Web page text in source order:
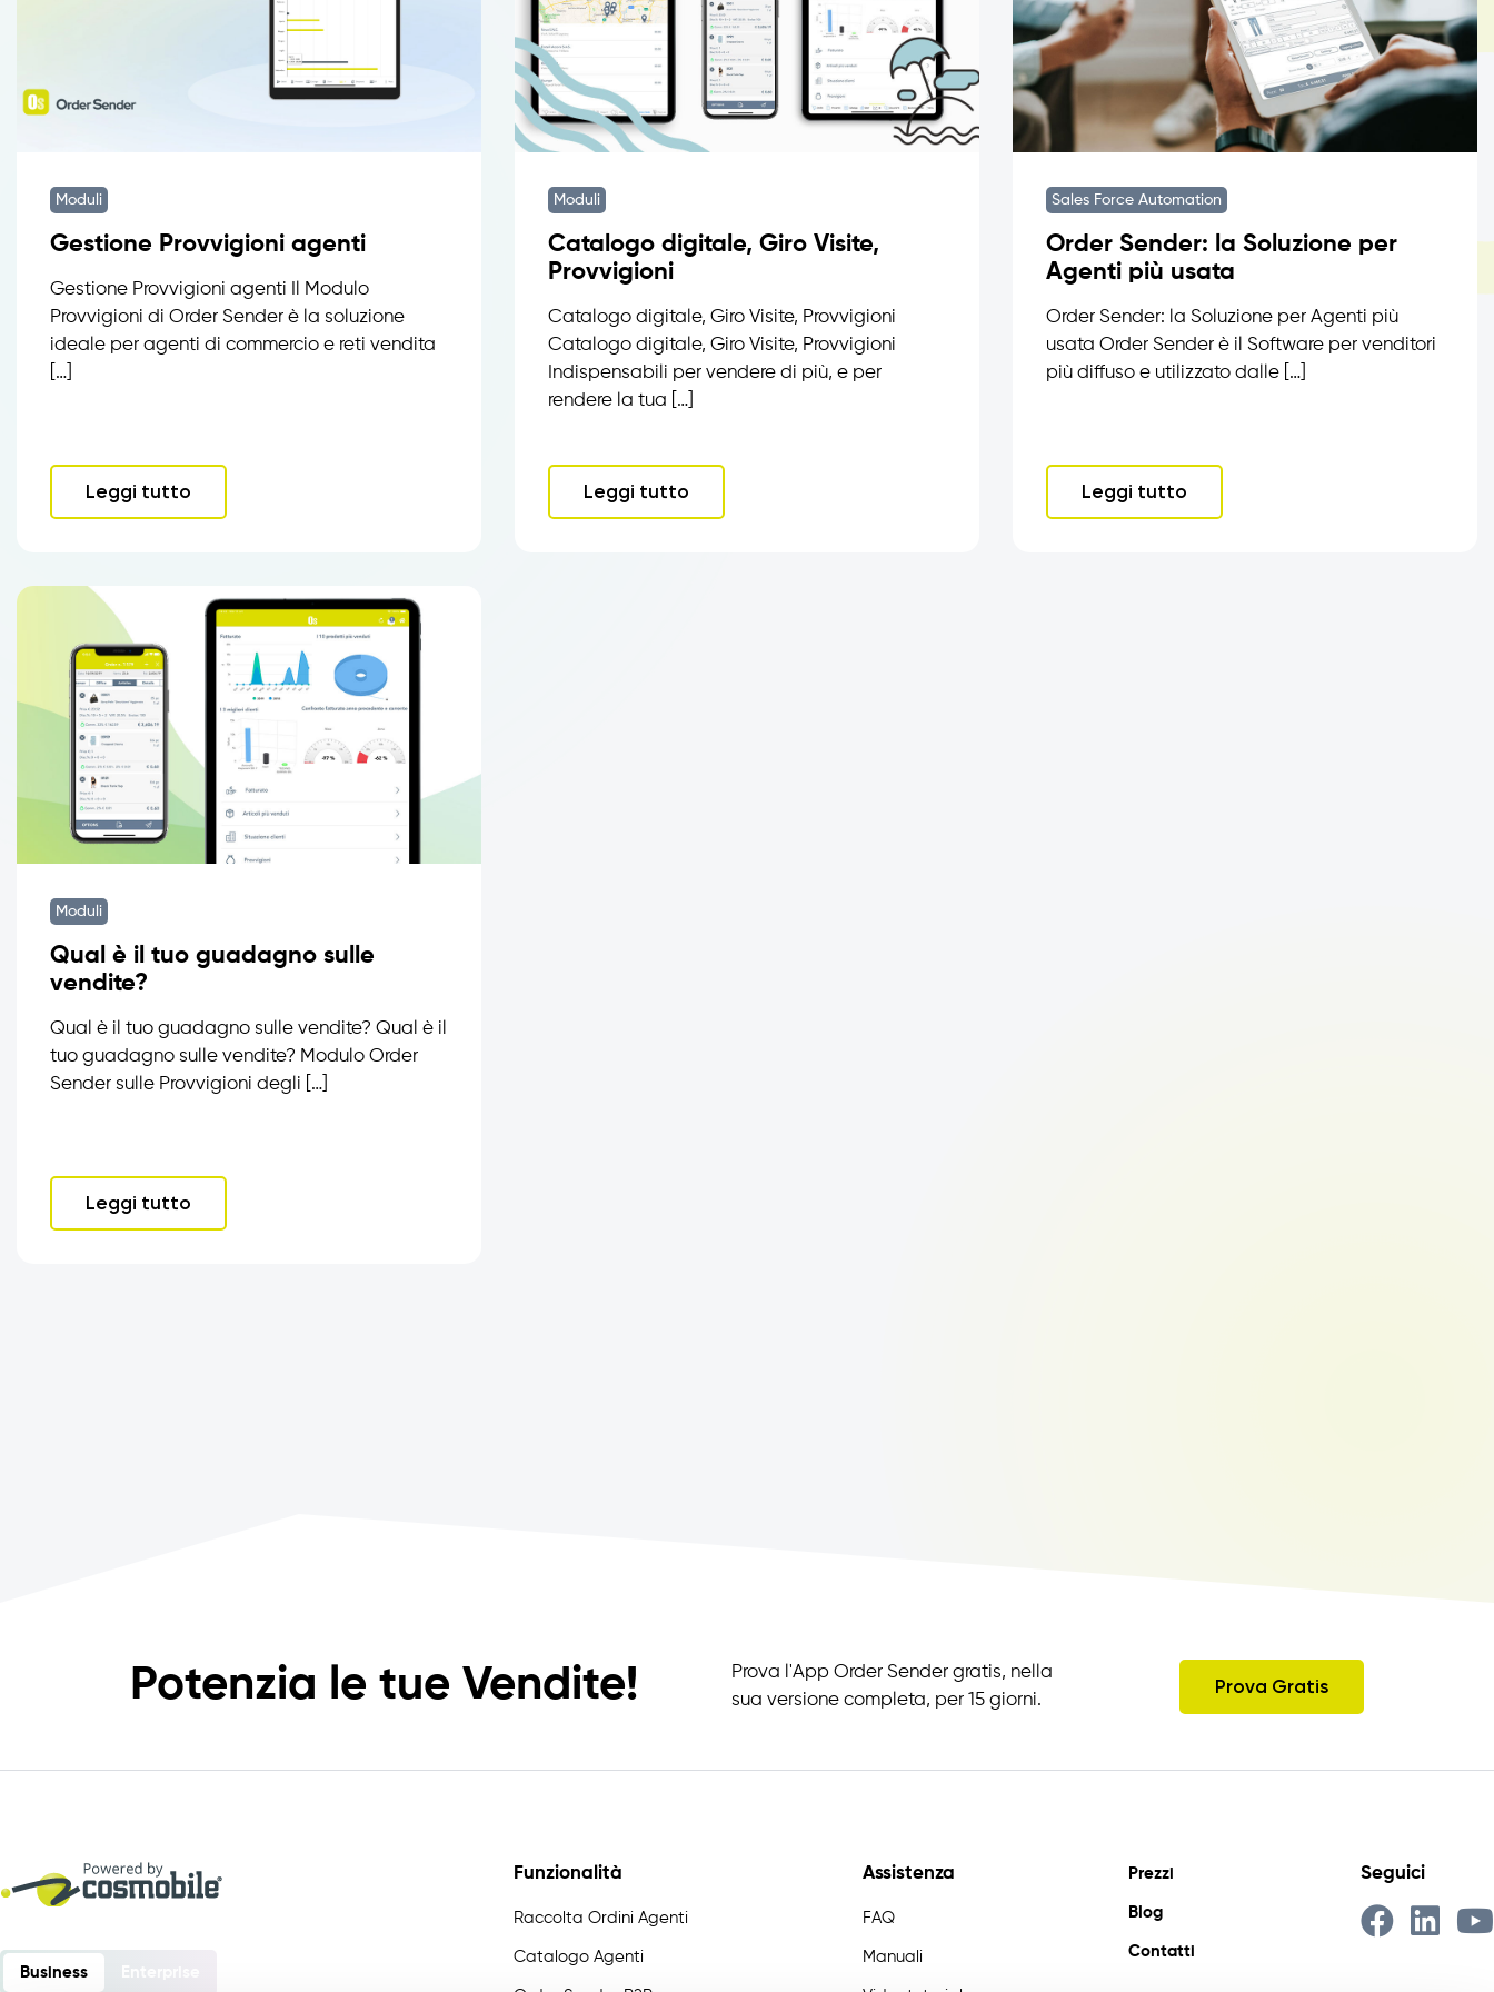
Moduli
Gestione Provvigioni agenti
Gestione Provvigioni agenti Il Modulo
Provvigioni di Order Sender è la soluzione
ideale per agenti di commercio e reti vendita
[…]
Leggi tutto
Moduli
Catalogo digitale, Giro Visite,
Provvigioni
Catalogo digitale, Giro Visite, Provvigioni
Catalogo digitale, Giro Visite, Provvigioni
Indispensabili per vendere di più, e per
rendere la tua […]
Leggi tutto
Sales Force Automation
Order Sender: la Soluzione per
Agenti più usata
Order Sender: la Soluzione per Agenti più
usata Order Sender è il Software per venditori
più diffuso e utilizzato dalle […]
Leggi tutto
Moduli
Qual è il tuo guadagno sulle
vendite?
Qual è il tuo guadagno sulle vendite? Qual è il
tuo guadagno sulle vendite? Modulo Order
Sender sulle Provvigioni degli […]
Leggi tutto
Potenzia le tue Vendite!
Prova l'App Order Sender gratis, nella
sua versione completa, per 15 giorni.
Prova Gratis
Business
Funzionalità
Raccolta Ordini Agenti
Catalogo Agenti
Assistenza
FAQ
Manuali
Prezzi
Blog
Contatti
Seguici